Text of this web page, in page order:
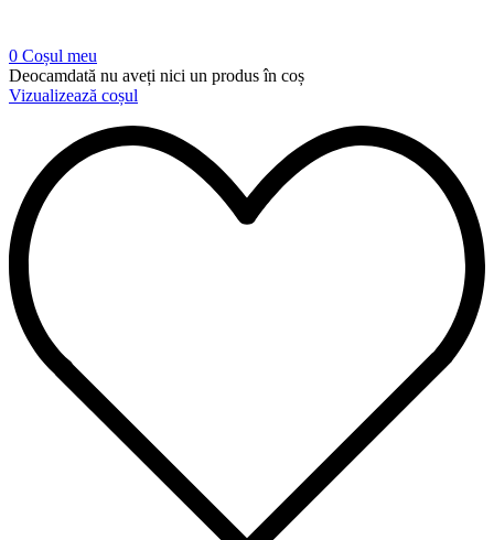
0 Coșul meu
Deocamdată nu aveți nici un produs în coș
Vizualizează coșul